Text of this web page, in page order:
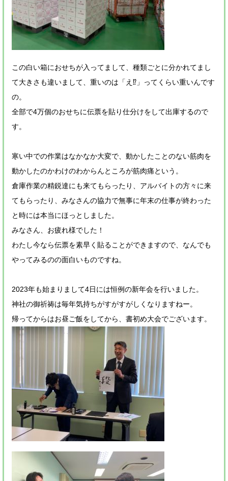
この白い箱におせちが入ってまして、種類ごとに分かれてまし
て大きさも違いまして、重いのは「え⁉」ってくらい重いんです
の。
全部で4万個のおせちに伝票を貼り仕分けをして出庫するので
す。
寒い中での作業はなかなか大変で、動かしたことのない筋肉を
動かしたのかわけのわからんところが筋肉痛という。
倉庫作業の精鋭達にも来てもらったり、アルバイトの方々に来
てもらったり、みなさんの協力で無事に年末の仕事が終わった
と時には本当にほっとしました。
みなさん、お疲れ様でした！
わたし今なら伝票を素早く貼ることができますので、なんでも
やってみるのの面白いものですね。
2023年も始まりまして4日には恒例の新年会を行いました。
神社の御祈祷は毎年気持ちがすがすがしくなりますねー。
帰ってからはお昼ご飯をしてから、書初め大会でございます。